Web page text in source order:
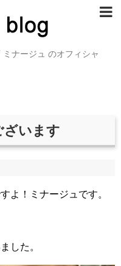
ナージュ のオフィシャ
ざいます
よ！ミナージュです。
した。